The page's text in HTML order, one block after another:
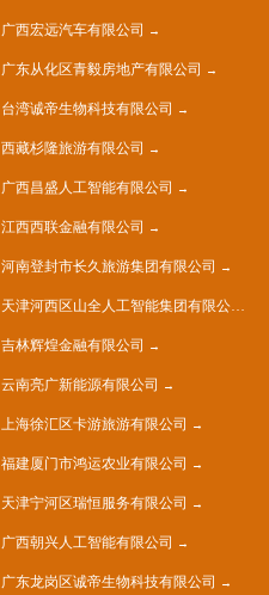
广西宏远汽车有限公司
广东从化区青毅房地产有限公司
台湾诚帝生物科技有限公司
西藏杉隆旅游有限公司
广西昌盛人工智能有限公司
江西西联金融有限公司
河南登封市长久旅游集团有限公司
天津河西区山全人工智能集团有限公司
吉林辉煌金融有限公司
云南亮广新能源有限公司
上海徐汇区卡游旅游有限公司
福建厦门市鸿运农业有限公司
天津宁河区瑞恒服务有限公司
广西朝兴人工智能有限公司
广东龙岗区诚帝生物科技有限公司